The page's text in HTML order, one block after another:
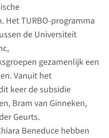
Het TURBO-programma
de Universiteit
gezamenlijk een
Vanuit het
keer de subsidie
Bram van Ginneken,
Geurts.
Beneduce hebben